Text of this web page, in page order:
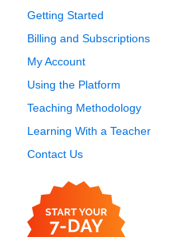
Getting Started
Billing and Subscriptions
My Account
Using the Platform
Teaching Methodology
Learning With a Teacher
Contact Us